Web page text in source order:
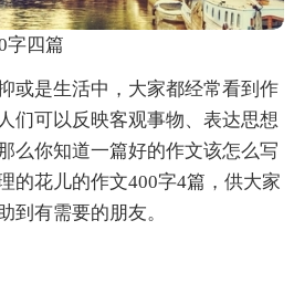
字四篇
或是生活中，大家都经常看到作
们可以反映客观事物、表达思想
么你知道一篇好的作文该怎么写
的花儿的作文400字4篇，供大家
到有需要的朋友。